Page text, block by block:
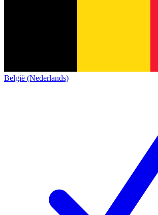
België (Nederlands)